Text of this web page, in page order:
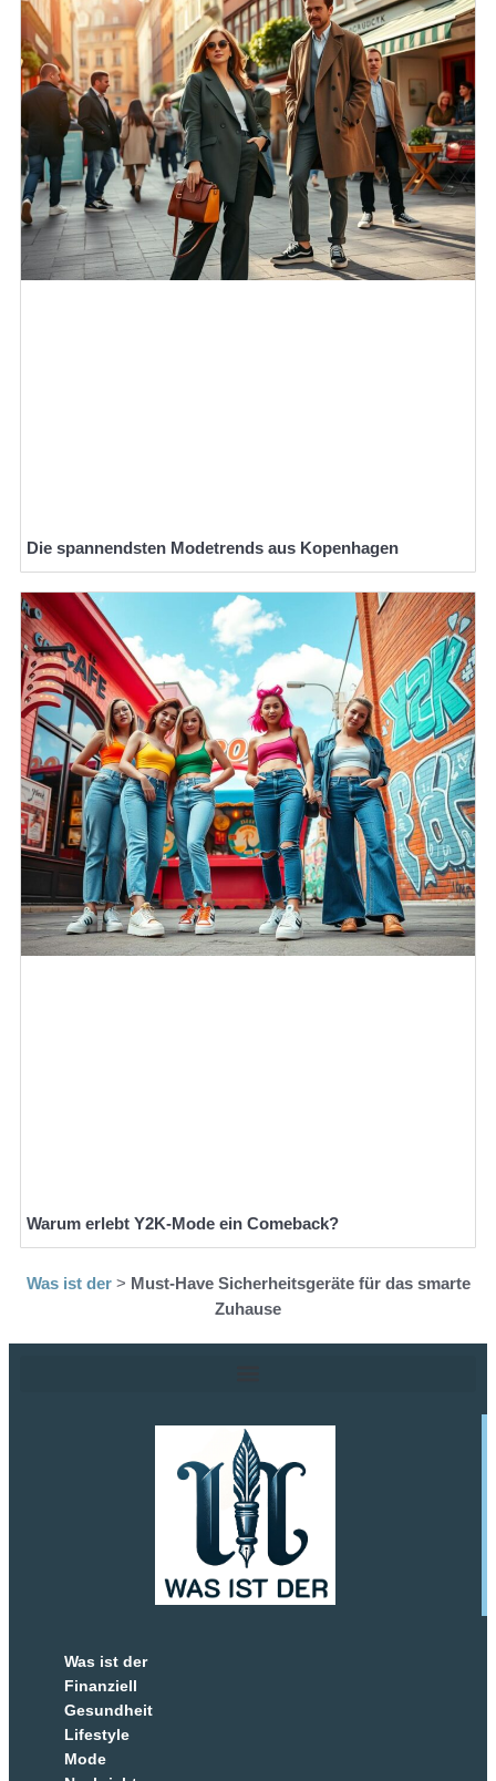
Die spannendsten Modetrends aus Kopenhagen
Warum erlebt Y2K-Mode ein Comeback?
Was ist der> Must-Have Sicherheitsgeräte für das smarte
Zuhause
Was ist der
Finanziell
Gesundheit
Lifestyle
Mode